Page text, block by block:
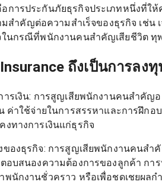
การประกันภัยธุรกิจประเภทหนึ่งที่
ำคัญต่อความสำเร็จของธุรกิจ เช่น
ในกรณีที่พนักงานคนสำคัญเสียชีวิต ทุ
ถึงเป็นการล
รเงิน: การสูญเสียพนักงานคนสำคัญ
ค่าใช้จ่ายในการสรรหาและการฝึก
ทางการเงินแก่ธุรกิจ
ของธุรกิจ: การสูญเสียพนักงานคนส
อบสนองความต้องการของลูกค้า ก
พนักงานชั่วคราว หรือเพื่อชดเชยผล